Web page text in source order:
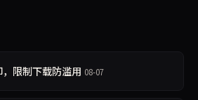
限制下载防滥用 08-07